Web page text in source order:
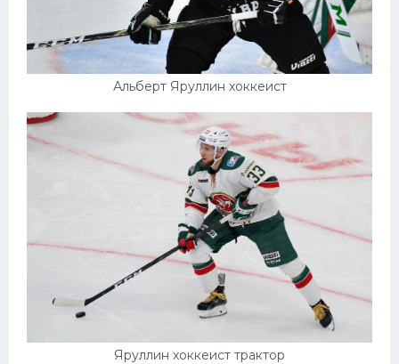
Альберт Яруллин хоккеист
Яруллин хоккеист трактор